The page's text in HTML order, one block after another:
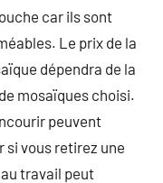
car ils sont
Le prix de la
dépendra de la
mosaïques choisi.
peuvent
si vous retirez une
travail peut